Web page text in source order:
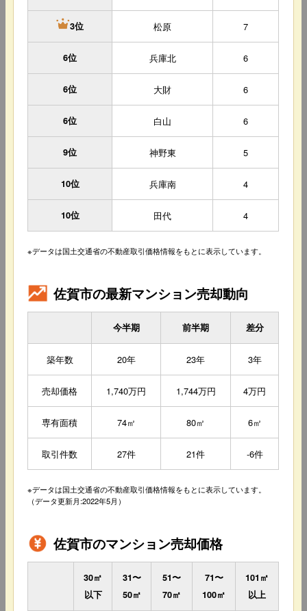
3位 松原 7
6位 兵庫北 6
6位 大財 6
6位 白山 6
9位 神野東 5
10位 兵庫南 4
10位 田代 4
※データは国土交通省の不動産取引価格情報をもとに表示しています。
佐賀市の最新マンション売却動向
今半期 前半期 差分
築年数 20年 23年 3年
売却価格 1,740万円 1,744万円 4万円
専有面積 74㎡ 80㎡ 6㎡
取引件数 27件 21件 -6件
※データは国土交通省の不動産取引価格情報をもとに表示しています。
（データ更新月:2022年5月）
佐賀市のマンション売却価格
30㎡
以下
31〜
50㎡
51〜
70㎡
71〜
100㎡
101㎡
以上